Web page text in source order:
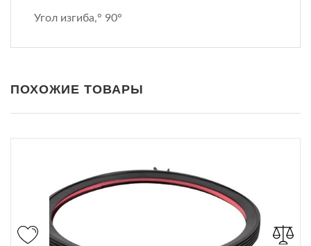
Угол изгиба,° 90°
ПОХОЖИЕ ТОВАРЫ